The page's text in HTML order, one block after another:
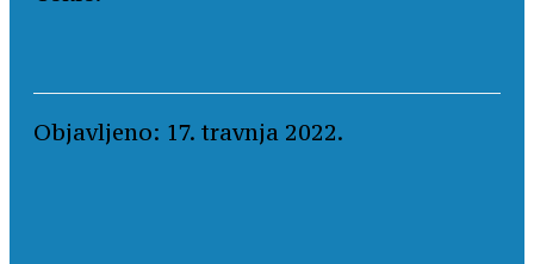
Objavljeno: 17. travnja 2022.